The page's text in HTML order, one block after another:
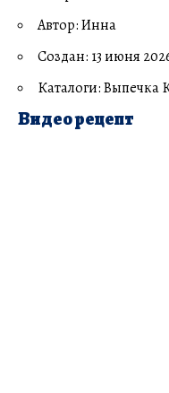
Автор: Инна
Создан: 13 июня
Каталоги:
Видео рецепт